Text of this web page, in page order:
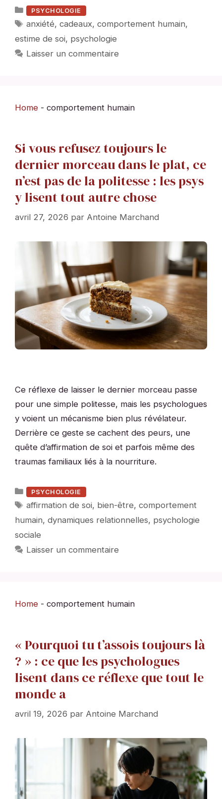
Catégories
PSYCHOLOGIE
Étiquettes
anxiété,cadeaux,comportement humain,
estime de soi, psychologie
Laisser un commentaire
Home - comportement humain
Si vous refusez toujours le
dernier morceau dans le plat, ce
n’est pas de la politesse : les psys
y lisent tout autre chose
avril 27, 2026 par Antoine Marchand
Ce réflexe de laisser le dernier morceau passe
pour une simple politesse, mais les psychologues
y voient un mécanisme bien plus révélateur.
Derrière ce geste se cachent des peurs, une
quête d’affirmation de soi et parfois même des
traumas familiaux liés à la nourriture.
Catégories
PSYCHOLOGIE
Étiquettes
affirmation de soi, bien-être,comportement
humain, dynamiques relationnelles, psychologie
sociale
Laisser un commentaire
Home - comportement humain
« Pourquoi tu t’assois toujours là
? » : ce que les psychologues
lisent dans ce réflexe que tout le
monde a
avril 19, 2026 par Antoine Marchand